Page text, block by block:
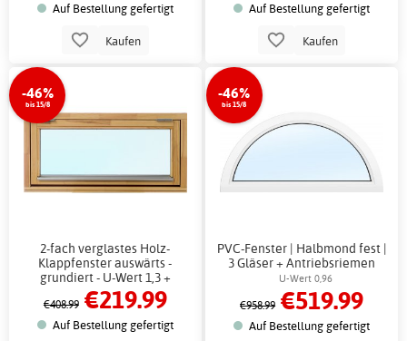
Auf Bestellung gefertigt
Kaufen
Auf Bestellung gefertigt
Kaufen
-46%
bis 15/8
2-fach verglastes Holz-
Klappfenster auswärts -
grundiert - U-Wert 1,3 +
Antriebsriemen
€408.99 €219.99
Auf Bestellung gefertigt
-46%
bis 15/8
PVC-Fenster | Halbmond fest |
3 Gläser + Antriebsriemen
U-Wert 0,96
€958.99 €519.99
Auf Bestellung gefertigt